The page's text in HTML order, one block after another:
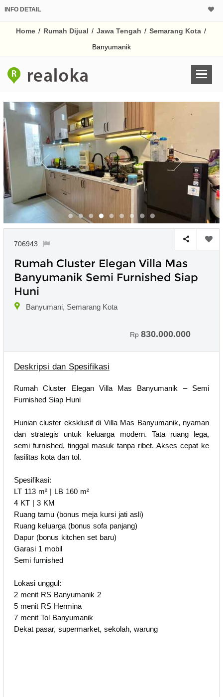
INFO DETAIL
Home / Rumah Dijual / Jawa Tengah / Semarang Kota /
Banyumanik
706943
Rumah Cluster Elegan Villa Mas
Banyumanik Semi Furnished Siap
Huni
Banyumani, Semarang Kota
Rp 830.000.000
Deskripsi dan Spesifikasi
Rumah Cluster Elegan Villa Mas Banyumanik – Semi
Furnished Siap Huni
Hunian cluster eksklusif di Villa Mas Banyumanik, nyaman
dan strategis untuk keluarga modern. Tata ruang lega,
semi furnished, tinggal masuk tanpa ribet. Akses cepat ke
fasilitas kota dan tol.
Spesifikasi:
LT 113 m² | LB 160 m²
4 KT | 3 KM
Ruang tamu (bonus meja kursi jati asli)
Ruang keluarga (bonus sofa panjang)
Dapur (bonus kitchen set baru)
Garasi 1 mobil
Semi furnished
Lokasi unggul:
2 menit RS Banyumanik 2
5 menit RS Hermina
7 menit Tol Banyumanik
Dekat pasar, supermarket, sekolah, warung
Harga Rp
% /th
Untuk hasil simulasi
pada kotak-
Simpan